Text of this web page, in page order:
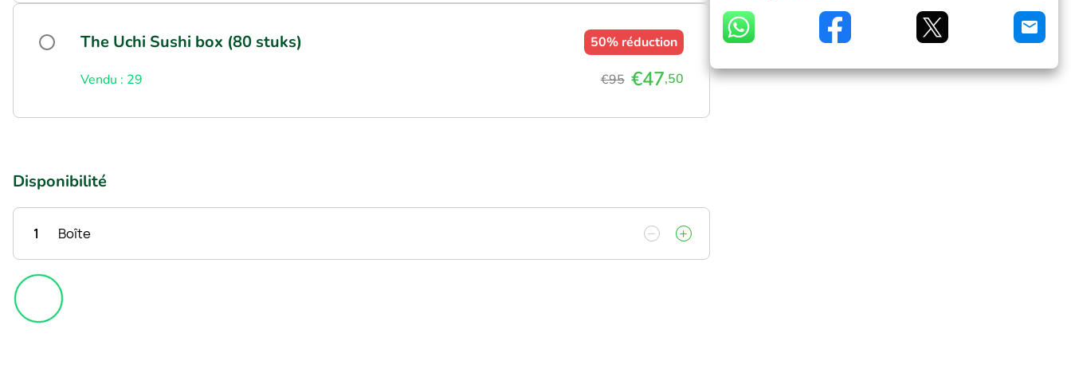
The Uchi Sushi box (80 stuks) 50% réduction
Vendu : 29 €95 €47,50
Disponibilité
1 Boîte